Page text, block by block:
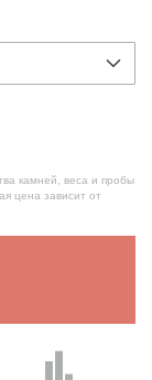
камней, веса и пробы
цена зависит от